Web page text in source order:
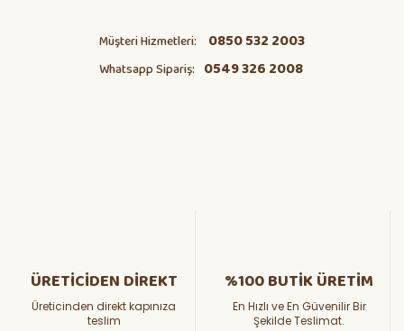
Müşteri Hizmetleri: 0850 532 2003
Whatsapp Sipariş: 0549 326 2008
ÜRETİCİDEN DİREKT
Üreticinden direkt kapınıza
teslim
%100 BUTİK ÜRETİM
En Hızlı ve En Güvenilir Bir
Şekilde Teslimat.